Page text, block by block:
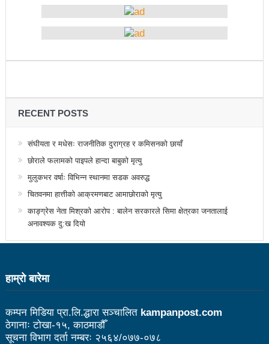
संविधानसभाबाट संविधान बनाउने मुद्दा जनयुद्धको मुख्य मुद्दा होः
प्रचण्ड
प्रचण्ड
माओवादीमा जनपरिचालनका कार्यक्रमको तयारीः तीन
आयोगको बैठक सकियो
वृत्तचित्र फिल्म ‘गर्ल्स रिराइटिङ डेस्टिनी’ को विशेष प्रदर्शनी
दुईपिपलमा बुधबार रोपाइ जात्राः कलाकारको व्यवस्थापनमा
भरतपुर महानगर युवा संजालको फुटसल : पुरुषतर्फ वडा नं. ५ र
महिलातर्फ २३ विजयी
Public governance training class for sister cities
RECENT POSTS
संघीयता र मधेसः राजनीतिक दुराग्रह र कमिसनको छायाँ
छोराले फलामको पाइपले हान्दा बाबुको मृत्यु
मुलुकभर वर्षाः विभिन्न स्थानमा सडक अवरुद्ध
चितवनमा हात्तीको आक्रमणबाट आमाछोराको मृत्यु
काङ्ग्रेस नेता मिश्रको आरोप : बालेन सरकारले सिमा क्षेत्रका जनतालाई
अनावश्यक दु:ख दियो
हाम्राे बारेमा
कम्पन मिडिया प्रा.लि.द्धारा सञ्चालित kampanpost.com
ठेगानाः टोखा-१५, काठमाडौँ
सूचना विभाग दर्ता नम्बरः २५६४/०७७-०७८